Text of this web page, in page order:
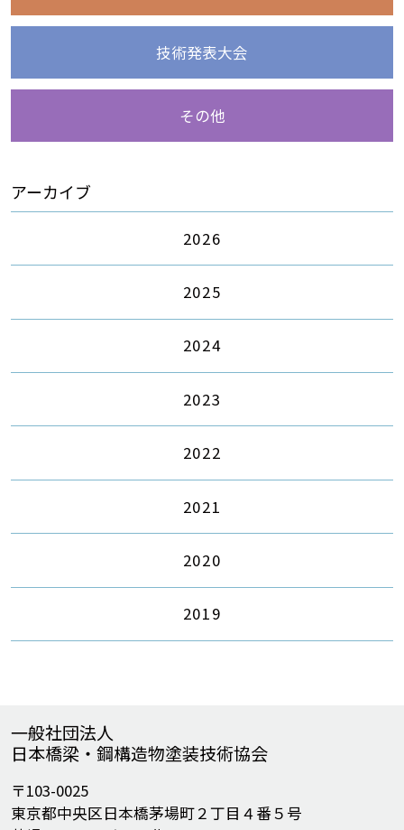
技術発表大会
その他
アーカイブ
2026
2025
2024
2023
2022
2021
2020
2019
一般社団法人
日本橋梁・鋼構造物塗装技術協会
〒103-0025
東京都中央区日本橋茅場町２丁目４番５号